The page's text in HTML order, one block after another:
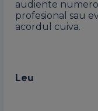
audiente
profesional sau
acordul cuiva.
Leu